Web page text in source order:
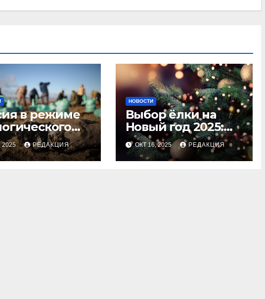
в режиме
2025 РЕДАКЦИЯ
НОВОСТИ
Выбор ёлки на
Новый год 2025:
тренды и советы
для идеального
праздника
ОКТ 16, 2025 РЕДАКЦИЯ